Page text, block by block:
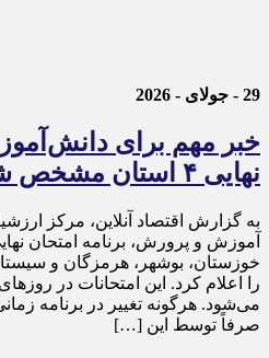
29 - جولای - 2026
خبر مهم برای
نهایی ۴ استان مشخص شد
به گزارش اقتصاد آنلاین، مرکز
آموزش و پرورش، برنامه امتحان
خوزستان، بوشهر، هرمزگان و
می‌شود. هرگونه تغییر در برنامه
صرفاً توسط این […]